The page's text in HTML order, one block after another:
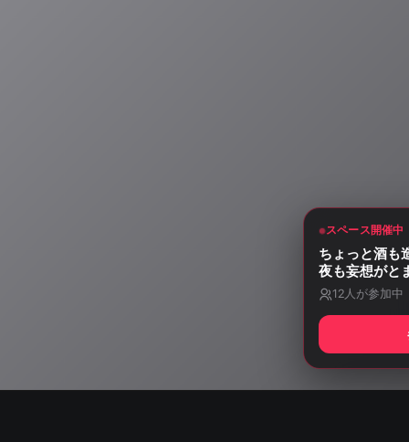
スペース開催中
ちょっと酒も
夜も妄想がと
12人が参加中